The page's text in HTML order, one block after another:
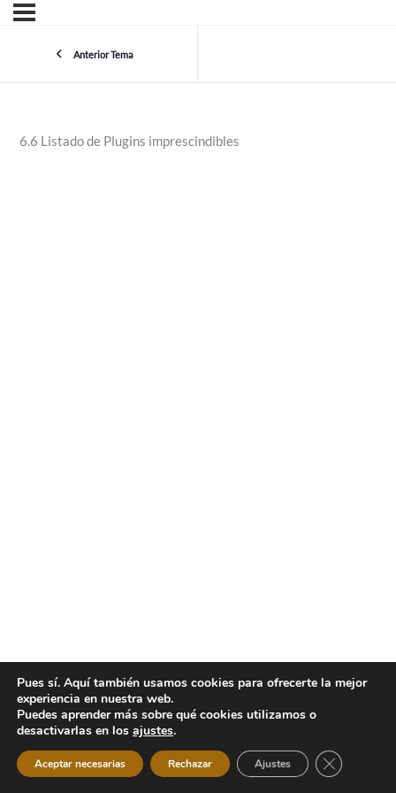
Anterior Tema
6.6 Listado de Plugins imprescindibles
Pues sí. Aquí también usamos cookies para ofrecerte la mejor
experiencia en nuestra web.
Puedes aprender más sobre qué cookies utilizamos o
desactivarlas en los ajustes.
Aceptar necesarias Rechazar Ajustes Cerrar el